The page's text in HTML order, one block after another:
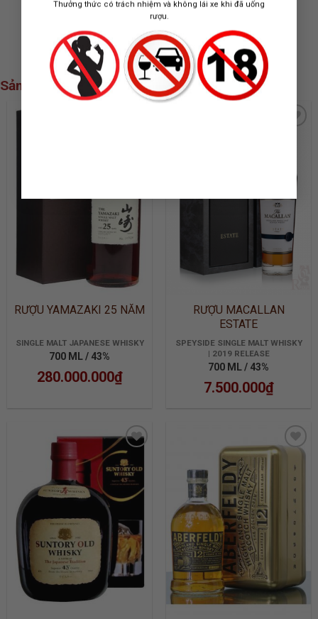
Thưởng thức có trách nhiệm và không lái xe khi đã uống
rượu.
31.400.000₫ SAUVIGNON
660.000₫
Sản phẩm xem nhiều nhất
RƯỢU YAMAZAKI 25 NĂM
SINGLE MALT JAPANESE WHISKY
700 ML / 43%
280.000.000₫
RƯỢU MACALLAN
ESTATE
SPEYSIDE SINGLE MALT WHISKY
| 2019 RELEASE
700 ML / 43%
7.500.000₫
ADD TO
WISHLIST
ADD TO
WISHLIST